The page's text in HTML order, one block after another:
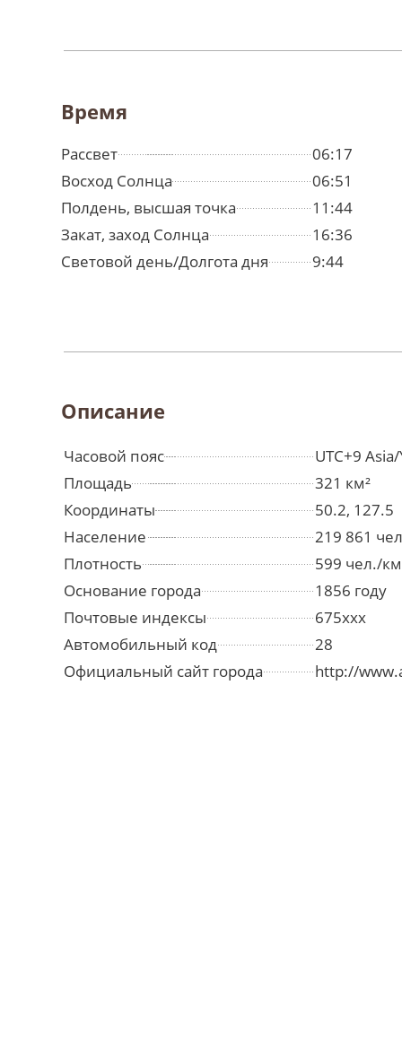
Время
Рассвет
06:17
Восход Солнца
06:51
Полдень, высшая точка
11:44
Закат, заход Солнца
16:36
Световой день/Долгота дня
9:44
Описание
Часовой пояс
UTC+9
Площадь
321 км²
Координаты
50.2, 127.5
Население
219 861
Плотность
599 чел./
Основание города
1856 году
Почтовые индексы
675xxx
Автомобильный код
28
Официальный сайт города
http://